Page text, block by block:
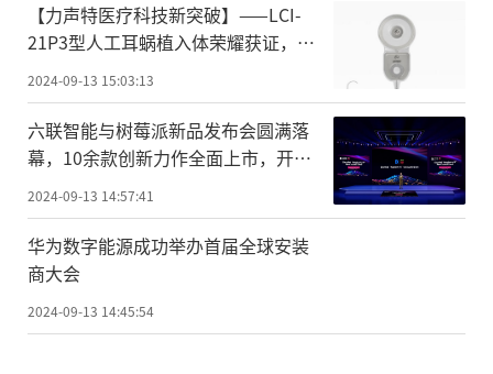
【力声特医疗科技新突破】——LCI-
21P3型人工耳蜗植入体荣耀获证，开
启听力重建新纪元
2024-09-13 15:03:13
六联智能与树莓派新品发布会圆满落
幕，10余款创新力作全面上市，开启
工业新时代!
2024-09-13 14:57:41
华为数字能源成功举办首届全球安装
商大会
2024-09-13 14:45:54